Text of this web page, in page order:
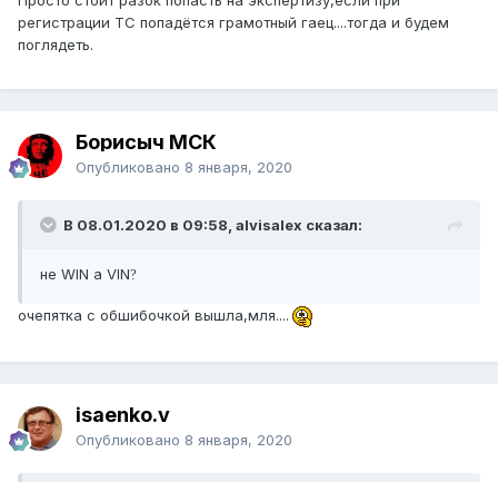
регистрации ТС попадётся грамотный гаец....тогда и будем
поглядеть.
Борисыч МСК
Опубликовано 8 января, 2020
В 08.01.2020 в 09:58, alvisalex сказал:
не WIN а VIN?
очепятка с обшибочкой вышла,мля....
isaenko.v
Опубликовано 8 января, 2020